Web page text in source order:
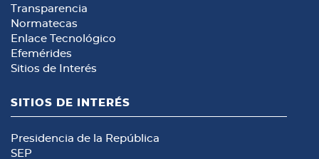
Transparencia
Normatecas
Enlace Tecnológico
Efemérides
Sitios de Interés
SITIOS DE INTERÉS
Presidencia de la República
SEP